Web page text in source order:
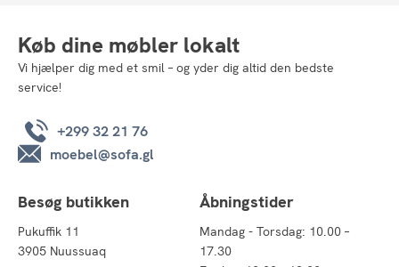
Køb dine møbler lokalt
Vi hjælper dig med et smil – og yder dig altid den bedste
service!
+299 32 21 76
moebel@sofa.gl
Besøg butikken
Pukuffik 11
3905 Nuussuaq
Åbningstider
Mandag - Torsdag: 10.00 –
17.30